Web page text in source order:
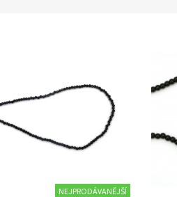
NEJPRODÁVANĚJŠÍ